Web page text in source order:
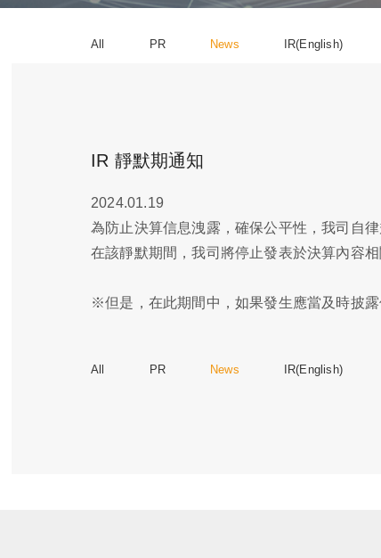
All PR News IR(English)
IR 靜默期通知
2024.01.19
為防止決算信息洩露，確保公平性，我司自
在該靜默期間，我司將停止發表於決算內容
※但是，在此期間中，如果發生應當及時披
All PR News IR(English)